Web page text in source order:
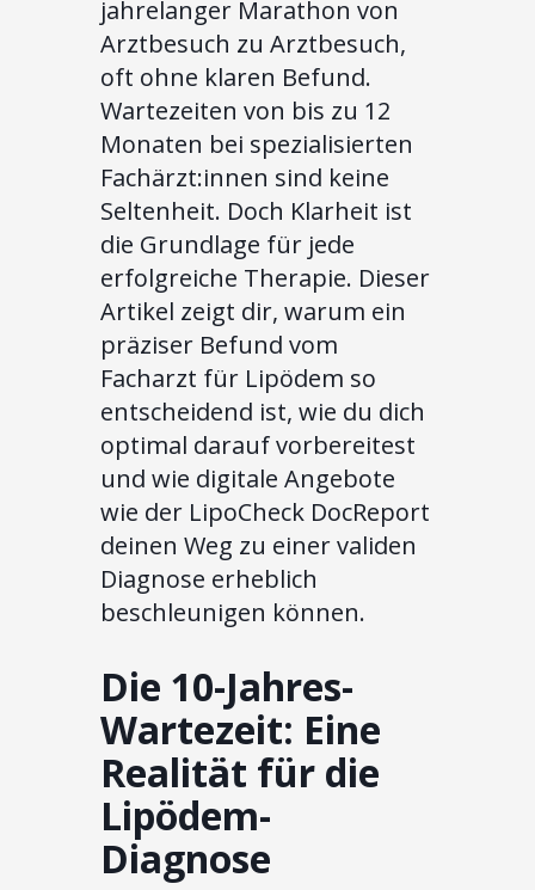
jahrelanger Marathon von
Arztbesuch zu Arztbesuch,
oft ohne klaren Befund.
Wartezeiten von bis zu 12
Monaten bei spezialisierten
Fachärzt:innen sind keine
Seltenheit. Doch Klarheit ist
die Grundlage für jede
erfolgreiche Therapie. Dieser
Artikel zeigt dir, warum ein
präziser Befund vom
Facharzt für Lipödem so
entscheidend ist, wie du dich
optimal darauf vorbereitest
und wie digitale Angebote
wie der LipoCheck DocReport
deinen Weg zu einer validen
Diagnose erheblich
beschleunigen können.
Die 10-Jahres-
Wartezeit: Eine
Realität für die
Lipödem-
Diagnose